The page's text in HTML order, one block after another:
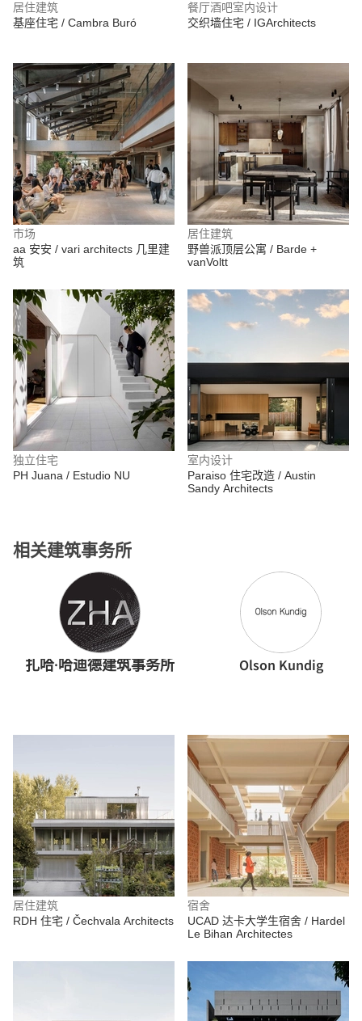
居住建筑
基座住宅 / Cambra Buró
餐厅酒吧室内设计
交织墙住宅 / IGArchitects
市场
aa 安安 / vari architects 几里建
筑
居住建筑
野兽派顶层公寓 / Barde +
vanVoltt
独立住宅
PH Juana / Estudio NU
相关建筑事务所
扎哈·哈迪德建筑事务所 Olson Kundig
室内设计
Paraiso 住宅改造 / Austin
Sandy Architects
居住建筑
RDH 住宅 / Čechvala Architects
宿舍
UCAD 达卡大学生宿舍 / Hardel
Le Bihan Architectes